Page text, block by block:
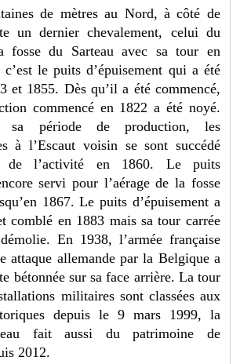
de mètres au Nord, à côté de
un dernier chevalement, celui du
fosse du Sarteau avec sa tour en
le puits d’épuisement qui a été
et 1855. Dès qu’il a été commencé,
commencé en 1822 a été noyé.
sa période de production, les
à l’Escaut voisin se sont succédé
de l’activité en 1860. Le puits
servi pour l’aérage de la fosse
1867. Le puits d’épuisement a
comblé en 1883 mais sa tour carrée
En 1938, l’armée française
attaque allemande par la Belgique a
bétonnée sur sa face arrière. La tour
militaires sont classées aux
depuis le 9 mars 1999, la
fait aussi du patrimoine de
2012.